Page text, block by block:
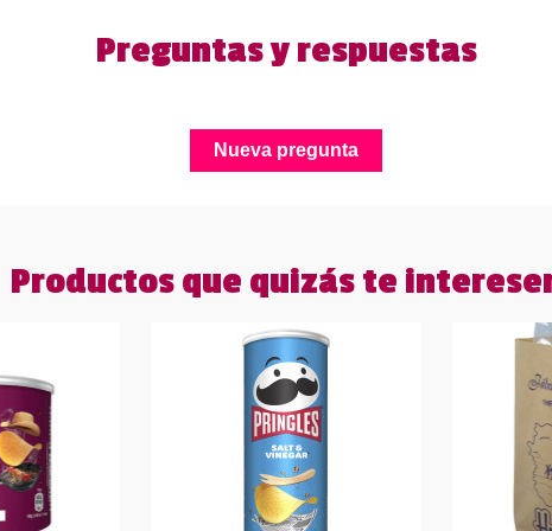
Preguntas y respuestas
Nueva pregunta
Productos que quizás te